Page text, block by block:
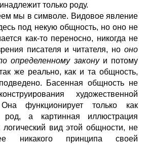
только роду.
мы в символе. Видовое явление
под некую общность, но оно не
как-то переносно, никогда не
писателя и читателя, но оно
определенному закону и потому
же реально, как и та общность,
Басенная общность не
художественной
функционирует только как
род, а картинная иллюстрация
логический вид этой общности, не
никакого принципа своей